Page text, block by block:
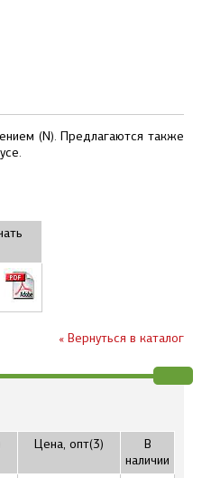
(N). Предлагаются также
« Вернуться в каталог
Цена, опт(3)
В
наличии